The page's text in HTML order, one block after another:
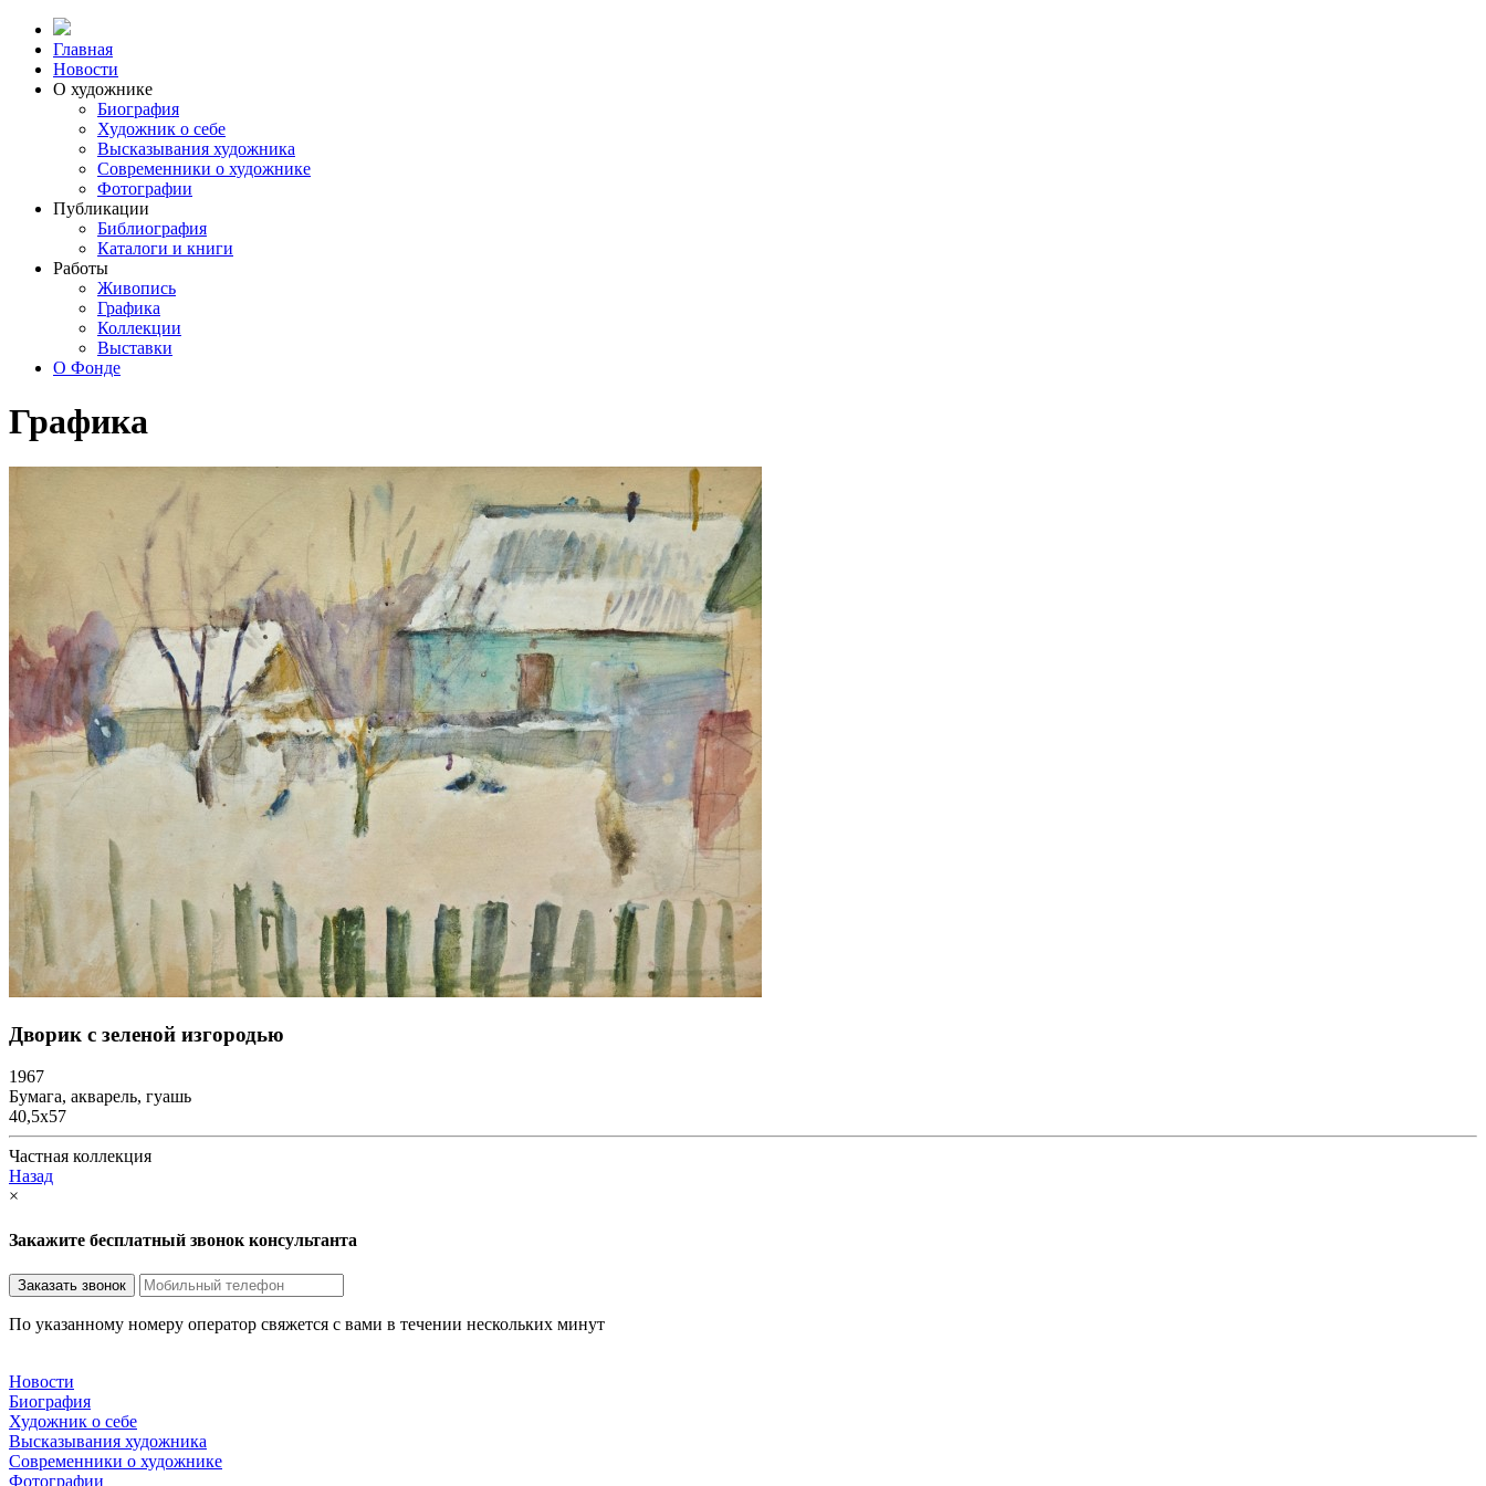
Главная
Новости
О художнике
Биография
Художник о себе
Выcказывания художника
Современники о художнике
Фотографии
Публикации
Библиография
Каталоги и книги
Работы
Живопись
Графика
Коллекции
Выставки
О Фонде
Графика
Дворик с зеленой изгородью
1967
Бумага, акварель, гуашь
40,5х57
Частная коллекция
Назад
×
Закажите бесплатный звонок консультанта
По указанному номеру оператор свяжется с вами в течении нескольких минут
Новости
Биография
Художник о себе
Выcказывания художника
Современники о художнике
Фотографии